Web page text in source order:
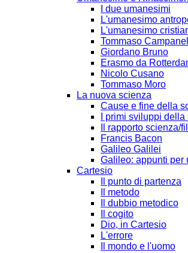
I due umanesimi
L'umanesimo
L'umanesimo
Tommaso
Giordano Bruno
Erasmo da
Nicolo Cusano
Tommaso Moro
La nuova scienza
Cause e fine della
I primi sviluppi
Il rapporto scienza/
Francis Bacon
Galileo Galilei
Galileo: appunti per
Cartesio
Il punto di partenza
Il metodo
Il dubbio metodico
Il cogito
Dio, in Cartesio
L'errore
Il mondo e l'uomo